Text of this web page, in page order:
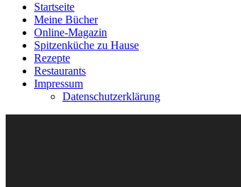
Startseite
Meine Bücher
Online-Magazin
Spitzenküche zu Hause
Rezepte
Restaurants
Impressum
Datenschutzerklärung